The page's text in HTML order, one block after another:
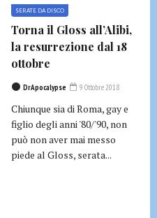
SERATE DA DISCO
Torna il Gloss all’Alibi,
la resurrezione dal 18
ottobre
DrApocalypse 9 Ottobre 2018
Chiunque sia di Roma, gay e
figlio degli anni '80/'90, non
può non aver mai messo
piede al Gloss, serata...